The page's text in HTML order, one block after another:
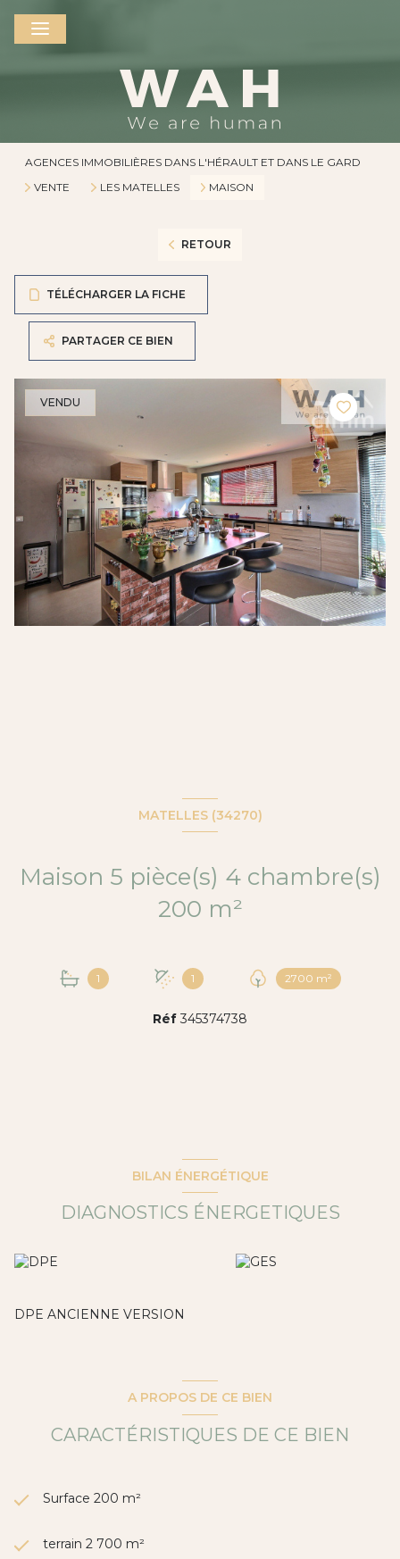
AGENCES IMMOBILIÈRES DANS L'HÉRAULT ET DANS LE GARD
VENTE
LES MATELLES MAISON
RETOUR
TÉLÉCHARGER LA FICHE
PARTAGER CE BIEN
VENDU
MATELLES (34270)
Maison 5 pièce(s) 4 chambre(s)
200 m²
1 1 2700 m²
Réf345374738
BILAN ÉNERGÉTIQUE
DIAGNOSTICS ÉNERGETIQUES
DPE ANCIENNE VERSION
A PROPOS DE CE BIEN
CARACTÉRISTIQUES DE CE BIEN
Surface 200 m²
terrain 2 700 m²